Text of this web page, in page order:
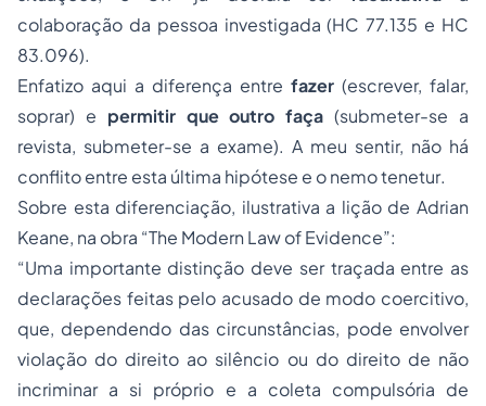
colaboração da pessoa investigada (HC 77.135 e HC
83.096).
Enfatizo aqui a diferença entre fazer (escrever, falar,
soprar) e permitir que outro faça (submeter-se a
revista, submeter-se a exame). A meu sentir, não há
conflito entre esta última hipótese e onemo tenetur.
Sobre esta diferenciação, ilustrativa a lição de Adrian
Keane, na obra “The Modern Law of Evidence”:
“Uma importante distinção deve ser traçada entre as
declarações feitas pelo acusado de modo coercitivo,
que, dependendo das circunstâncias, pode envolver
violação do direito ao silêncio ou do direito de não
incriminar a si próprio e a coleta compulsória de